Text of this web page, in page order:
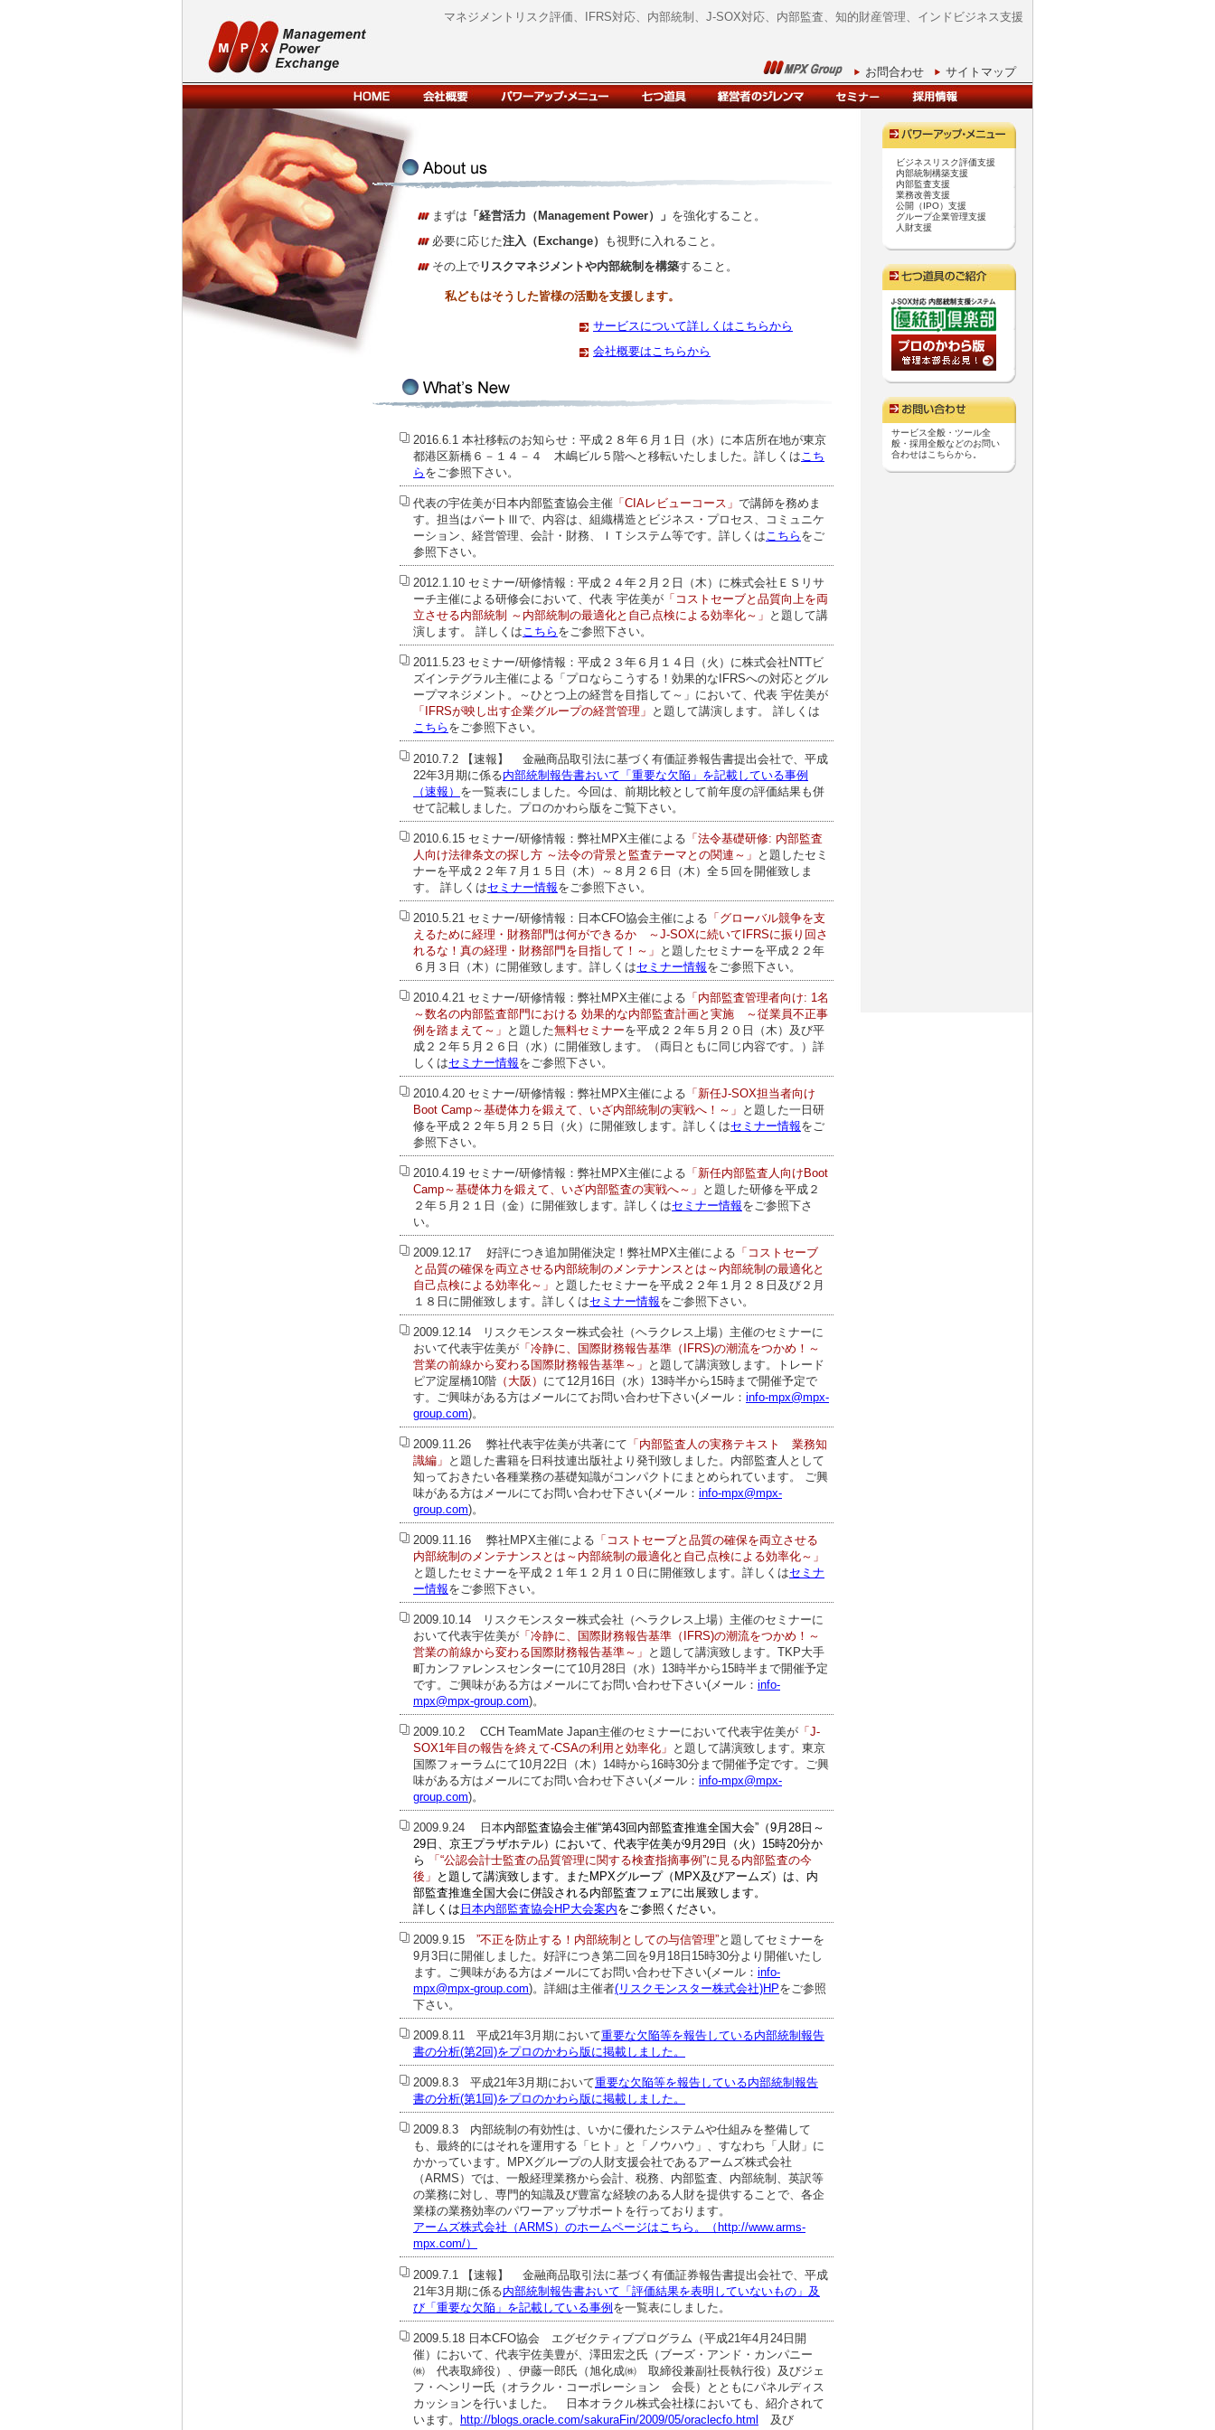
マネジメントリスク評価、IFRS対応、内部統制、J-SOX対応、内部監査、知的財産管理、インドビジネス支援
お問合わせ サイトマップ
まずは 「経営活力（Management Power）」 を強化すること。
必要に応じた注入（Exchange）
も視野に入れること。
その上で リスクマネジメントや内部統制を構築すること。
私どもはそうした皆様の活動を支援します。
サービスについて詳しくはこちらから
会社概要はこちらから
2016.6.1 本社移転のお知らせ： 平成２８年６月１日（水）に本店所在地が東京
都港区新橋６－１４－４ 木嶋ビル５階へと移転いたしました。詳しくはこち
ら をご参照下さい。
代表の宇佐美が日本内部監査協会主催 「CIAレビューコース」 で講師を務めま
す。担当はパートⅢで、内容は、組織構造とビジネス・プロセス、コミュニケ
ーション、経営管理、会計・財務、ＩＴシステム等です。詳しくはこちら をご
参照下さい。
2012.1.10 セミナー/研修情報： 平成２４年２月２日（木）に株式会社ＥＳリサ
ーチ主催による研修会において、代表 宇佐美が 「コストセーブと品質向上を両
立させる内部統制 ～内部統制の最適化と自己点検による効率化～」 と題して講
演します。 詳しくはこちら をご参照下さい。
2011.5.23 セミナー/研修情報： 平成２３年６月１４日（火）に株式会社NTTビ
ズインテグラル主催による「プロならこうする！効果的なIFRSへの対応とグル
ープマネジメント。～ひとつ上の経営を目指して～」において、代表 宇佐美が
「IFRSが映し出す企業グループの経営管理」 と題して講演します。 詳しくは
こちら をご参照下さい。
2010.7.2 【速報】
金融商品取引法に基づく有価証券報告書提出会社で、平成
22年3月期に係る内部統制報告書おいて「重要な欠陥」を記載している事例
（速報） を一覧表にしました。今回は、前期比較として前年度の評価結果も併
せて記載しました。プロのかわら版をご覧下さい。
2010.6.15 セミナー/研修情報： 弊社MPX主催による 「法令基礎研修: 内部監査
人向け法律条文の探し方 ～法令の背景と監査テーマとの関連～」 と題したセミ
ナーを平成２２年７月１５日（木）～８月２６日（木）全５回を開催致しま
す。 詳しくはセミナー情報をご参照下さい。
2010.5.21 セミナー/研修情報： 日本CFO協会主催による 「 グローバル競争を支
えるために経理・財務部門は何ができるか ～J-SOXに続いてIFRSに振り回さ
れるな！真の経理・財務部門を目指して！～ 」 と題したセミナーを平成２２年
６月３日（木）に開催致します。詳しくはセミナー情報をご参照下さい。
2010.4.21 セミナー/研修情報： 弊社MPX主催による 「内部監査管理者向け: 1名
～数名の内部監査部門における 効果的な内部監査計画と実施 ～従業員不正事
例を踏まえて～ 」 と題した無料セミナーを平成２２年５月２０日（木）及び平
成２２年５月２６日（水）に開催致します。（両日ともに同じ内容です。）詳
しくはセミナー情報をご参照下さい。
2010.4.20 セミナー/研修情報： 弊社MPX主催による 「新任J-SOX担当者向け
Boot Camp～基礎体力を鍛えて、いざ内部統制の実戦へ！～ 」 と題した一日研
修を平成２２年５月２５日（火）に開催致します。詳しくはセミナー情報をご
参照下さい。
2010.4.19 セミナー/研修情報： 弊社MPX主催による 「新任内部監査人向けBoot
Camp～基礎体力を鍛えて、いざ内部監査の実戦へ～ 」 と題した研修を平成２
２年５月２１日（金）に開催致します。詳しくはセミナー情報をご参照下さ
い。
2009.12.17 好評につき追加開催決定！ 弊社MPX主催による 「コストセーブ
と品質の確保を両立させる内部統制のメンテナンスとは～内部統制の最適化と
自己点検による効率化～」 と題したセミナーを平成２２年１月２８日及び２月
１８日に開催致します。詳しくはセミナー情報をご参照下さい。
2009.12.14
リスクモンスター株式会社（ヘラクレス上場）主催のセミナーに
おいて代表宇佐美が 「冷静に、国際財務報告基準（IFRS)の潮流をつかめ！～
営業の前線から変わる国際財務報告基準～」 と題して講演致します。トレード
ピア淀屋橋10階 （大阪） にて12月16日（水）13時半から15時まで開催予定で
す。ご興味がある方はメールにてお問い合わせ下さい(メール： info-mpx@mpx-
group.com)。
2009.11.26 弊社代表宇佐美が共著にて 「内部監査人の実務テキスト 業務知
識編」 と題した書籍を日科技連出版社より発刊致しました。内部監査人として
知っておきたい各種業務の基礎知識がコンパクトにまとめられています。
ご興
味がある方はメールにてお問い合わせ下さい(メール： info-mpx@mpx-
group.com)。
2009.11.16 弊社MPX主催による 「コストセーブと品質の確保を両立させる
内部統制のメンテナンスとは～内部統制の最適化と自己点検による効率化～」
と題したセミナーを平成２１年１２月１０日に開催致します。詳しくはセミナ
ー情報をご参照下さい。
2009.10.14
リスクモンスター株式会社（ヘラクレス上場）主催のセミナーに
おいて代表宇佐美が 「冷静に、国際財務報告基準（IFRS)の潮流をつかめ！～
営業の前線から変わる国際財務報告基準～」 と題して講演致します。TKP大手
町カンファレンスセンターにて10月28日（水）13時半から15時半まで開催予定
です。ご興味がある方はメールにてお問い合わせ下さい(メール： info-
mpx@mpx-group.com)。
2009.10.2 CCH TeamMate Japan主催のセミナーにおいて代表宇佐美が 「J-
SOX1年目の報告を終えて-CSAの利用と効率化」 と題して講演致します。東京
国際フォーラムにて10月22日（木）14時から16時30分まで開催予定です。ご興
味がある方はメールにてお問い合わせ下さい(メール： info-mpx@mpx-
group.com)。
2009.9.24 日本内部監査協会主催“第43回内部監査推進全国大会”（9月28日～
29日、京王プラザホテル）において、代表宇佐美が9月29日（火）15時20分か
ら
「“公認会計士監査の品質管理に関する検査指摘事例”に見る内部監査の今
後」 と題して講演致します。またMPXグループ（MPX及びアームズ）は、内
部監査推進全国大会に併設される内部監査フェアに出展致します。
詳しくは 日本内部監査協会HP大会案内をご参照ください。
2009.9.15 ”不正を防止する！内部統制としての与信管理”と題してセミナーを
9月3日に開催しました。好評につき第二回を9月18日15時30分より開催いたし
ます。ご興味がある方はメールにてお問い合わせ下さい(メール： info-
mpx@mpx-group.com)。詳細は主催者(リスクモンスター株式会社)HPをご参照
下さい。
2009.8.11 平成21年3月期において重要な欠陥等を報告している内部統制報告
書の分析(第2回)をプロのかわら版に掲載しました。
2009.8.3 平成21年3月期において重要な欠陥等を報告している内部統制報告
書の分析(第1回)をプロのかわら版に掲載しました。
2009.8.3 内部統制の有効性は、いかに優れたシステムや仕組みを整備して
も、最終的にはそれを運用する「ヒト」と「ノウハウ」、すなわち「人財」に
かかっています。MPXグループの人財支援会社であるアームズ株式会社
（ARMS）では、一般経理業務から会計、税務、内部監査、内部統制、英訳等
の業務に対し、専門的知識及び豊富な経験のある人財を提供することで、各企
業様の業務効率のパワーアップサポートを行っております。
アームズ株式会社（ARMS）のホームページはこちら。（http://www.arms-
mpx.com/）
2009.7.1 【速報】
金融商品取引法に基づく有価証券報告書提出会社で、平成
21年3月期に係る内部統制報告書おいて「評価結果を表明していないもの」及
び「重要な欠陥」を記載している事例 を一覧表にしました。
2009.5.18 日本CFO協会 エグゼクティブプログラム（平成21年4月24日開
催）において、代表宇佐美豊が、澤田宏之氏（ブーズ・アンド・カンパニー
㈱ 代表取締役）、伊藤一郎氏（旭化成㈱ 取締役兼副社長執行役）及びジェ
フ・ヘンリー氏（オラクル・コーポレーション 会長）とともにパネルディス
カッションを行いました。 日本オラクル株式会社様においても、紹介されて
います。
http://blogs.oracle.com/sakuraFin/2009/05/oraclecfo.html
及び
ビジネスリスク評価支援
内部統制構築支援
内部監査支援
業務改善支援
公開（IPO）支援
グループ企業管理支援
人財支援
サービス全般・ツール全
般・採用全般などのお問い
合わせはこちらから。